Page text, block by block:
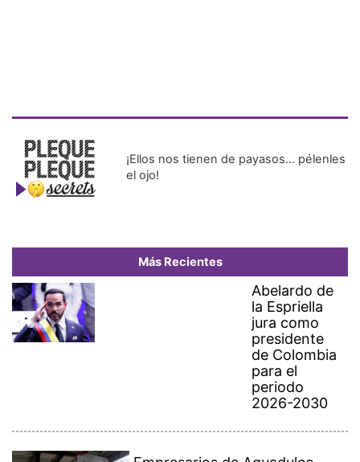
¡Ellos nos tienen de payasos… pélenles
el ojo!
Más Recientes
Abelardo de
la Espriella
jura como
presidente
de Colombia
para el
periodo
2026-2030